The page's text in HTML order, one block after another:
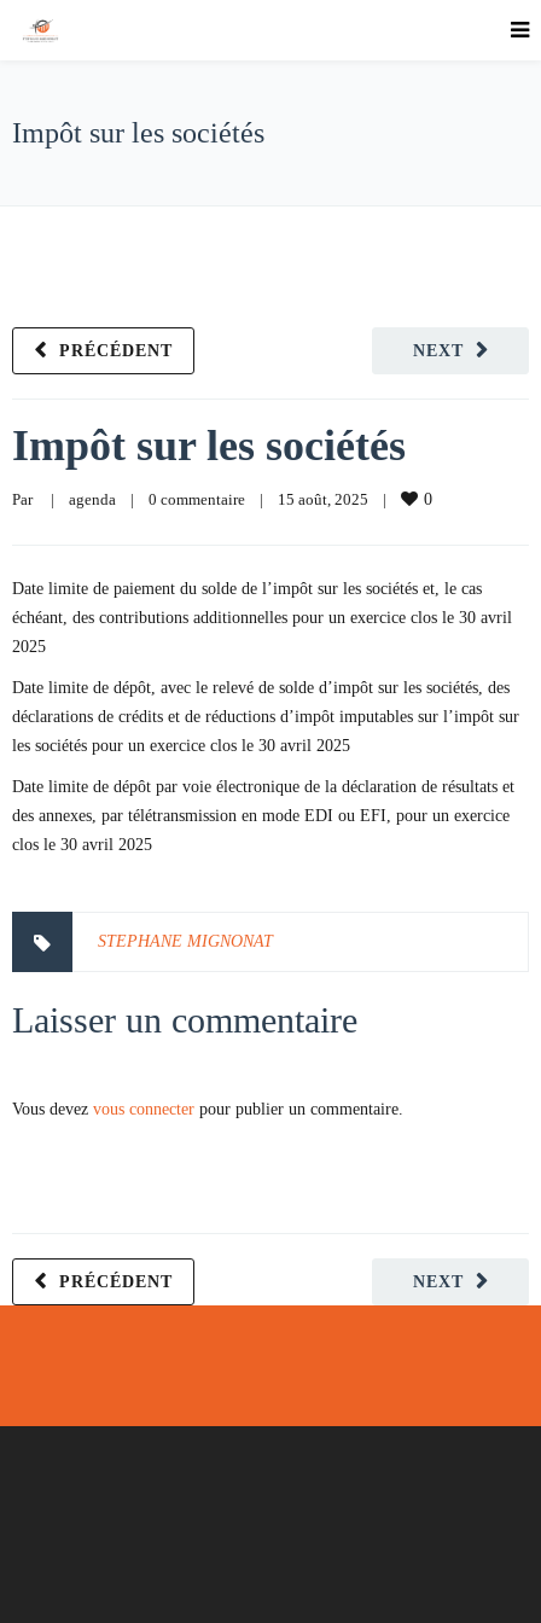
Impôt sur les sociétés
NEXT
PRÉCÉDENT
Impôt sur les sociétés
Par | agenda | 0 commentaire | 15 août, 2025 | 0
Date limite de paiement du solde de l’impôt sur les sociétés et, le cas
échéant, des contributions additionnelles pour un exercice clos le 30 avril
2025
Date limite de dépôt, avec le relevé de solde d’impôt sur les sociétés, des
déclarations de crédits et de réductions d’impôt imputables sur l’impôt sur
les sociétés pour un exercice clos le 30 avril 2025
Date limite de dépôt par voie électronique de la déclaration de résultats et
des annexes, par télétransmission en mode EDI ou EFI, pour un exercice
clos le 30 avril 2025
STEPHANE MIGNONAT
Laisser un commentaire
Vous devez vous connecter pour publier un commentaire.
NEXT
PRÉCÉDENT